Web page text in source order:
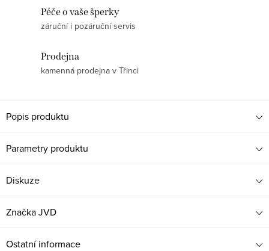
Péče o vaše šperky
záruční i pozáruční servis
Prodejna
kamenná prodejna v Třinci
Popis produktu
Parametry produktu
Diskuze
ZnačkaJVD
Ostatní informace